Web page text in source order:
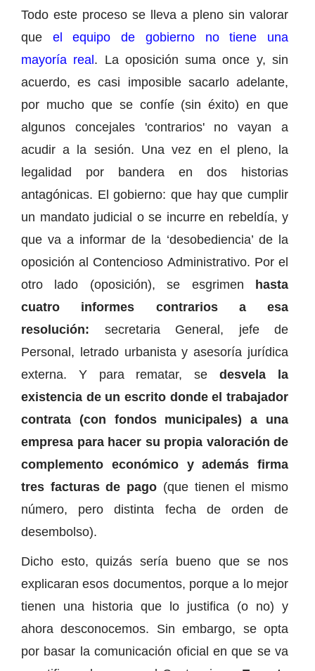
Todo este proceso se lleva a pleno sin valorar
que el equipo de gobierno no tiene una
mayoría real. La oposición suma once y, sin
acuerdo, es casi imposible sacarlo adelante,
por mucho que se confíe (sin éxito) en que
algunos concejales 'contrarios' no vayan a
acudir a la sesión. Una vez en el pleno, la
legalidad por bandera en dos historias
antagónicas. El gobierno: que hay que cumplir
un mandato judicial o se incurre en rebeldía, y
que va a informar de la ‘desobediencia’ de la
oposición al Contencioso Administrativo. Por el
otro lado (oposición), se esgrimen hasta
cuatro informes contrarios a esa
resolución: secretaria General, jefe de
Personal, letrado urbanista y asesoría jurídica
externa. Y para rematar, se desvela la
existencia de un escrito donde el trabajador
contrata (con fondos municipales) a una
empresa para hacer su propia valoración de
complemento económico y además firma
tres facturas de pago (que tienen el mismo
número, pero distinta fecha de orden de
desembolso).
Dicho esto, quizás sería bueno que se nos
explicaran esos documentos, porque a lo mejor
tienen una historia que lo justifica (o no) y
ahora desconocemos. Sin embargo, se opta
por basar la comunicación oficial en que se va